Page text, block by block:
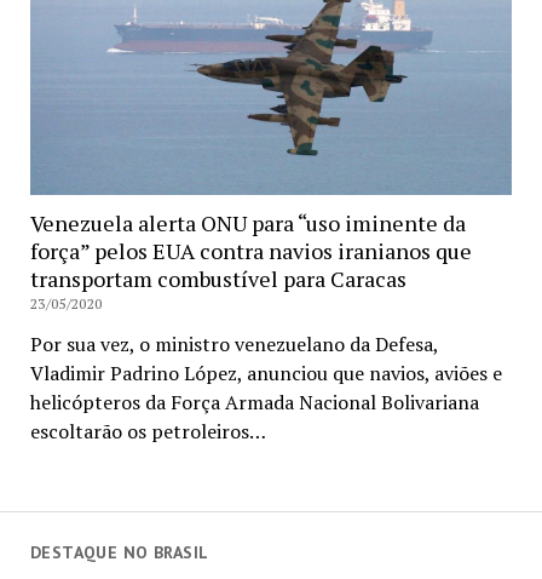
DESTAQUE NO BRASIL
Venezuela alerta ONU para “uso iminente da
força” pelos EUA contra navios iranianos que
transportam combustível para Caracas
23/05/2020
Por sua vez, o ministro venezuelano da Defesa,
Vladimir Padrino López, anunciou que navios, aviões e
helicópteros da Força Armada Nacional Bolivariana
escoltarão os petroleiros…